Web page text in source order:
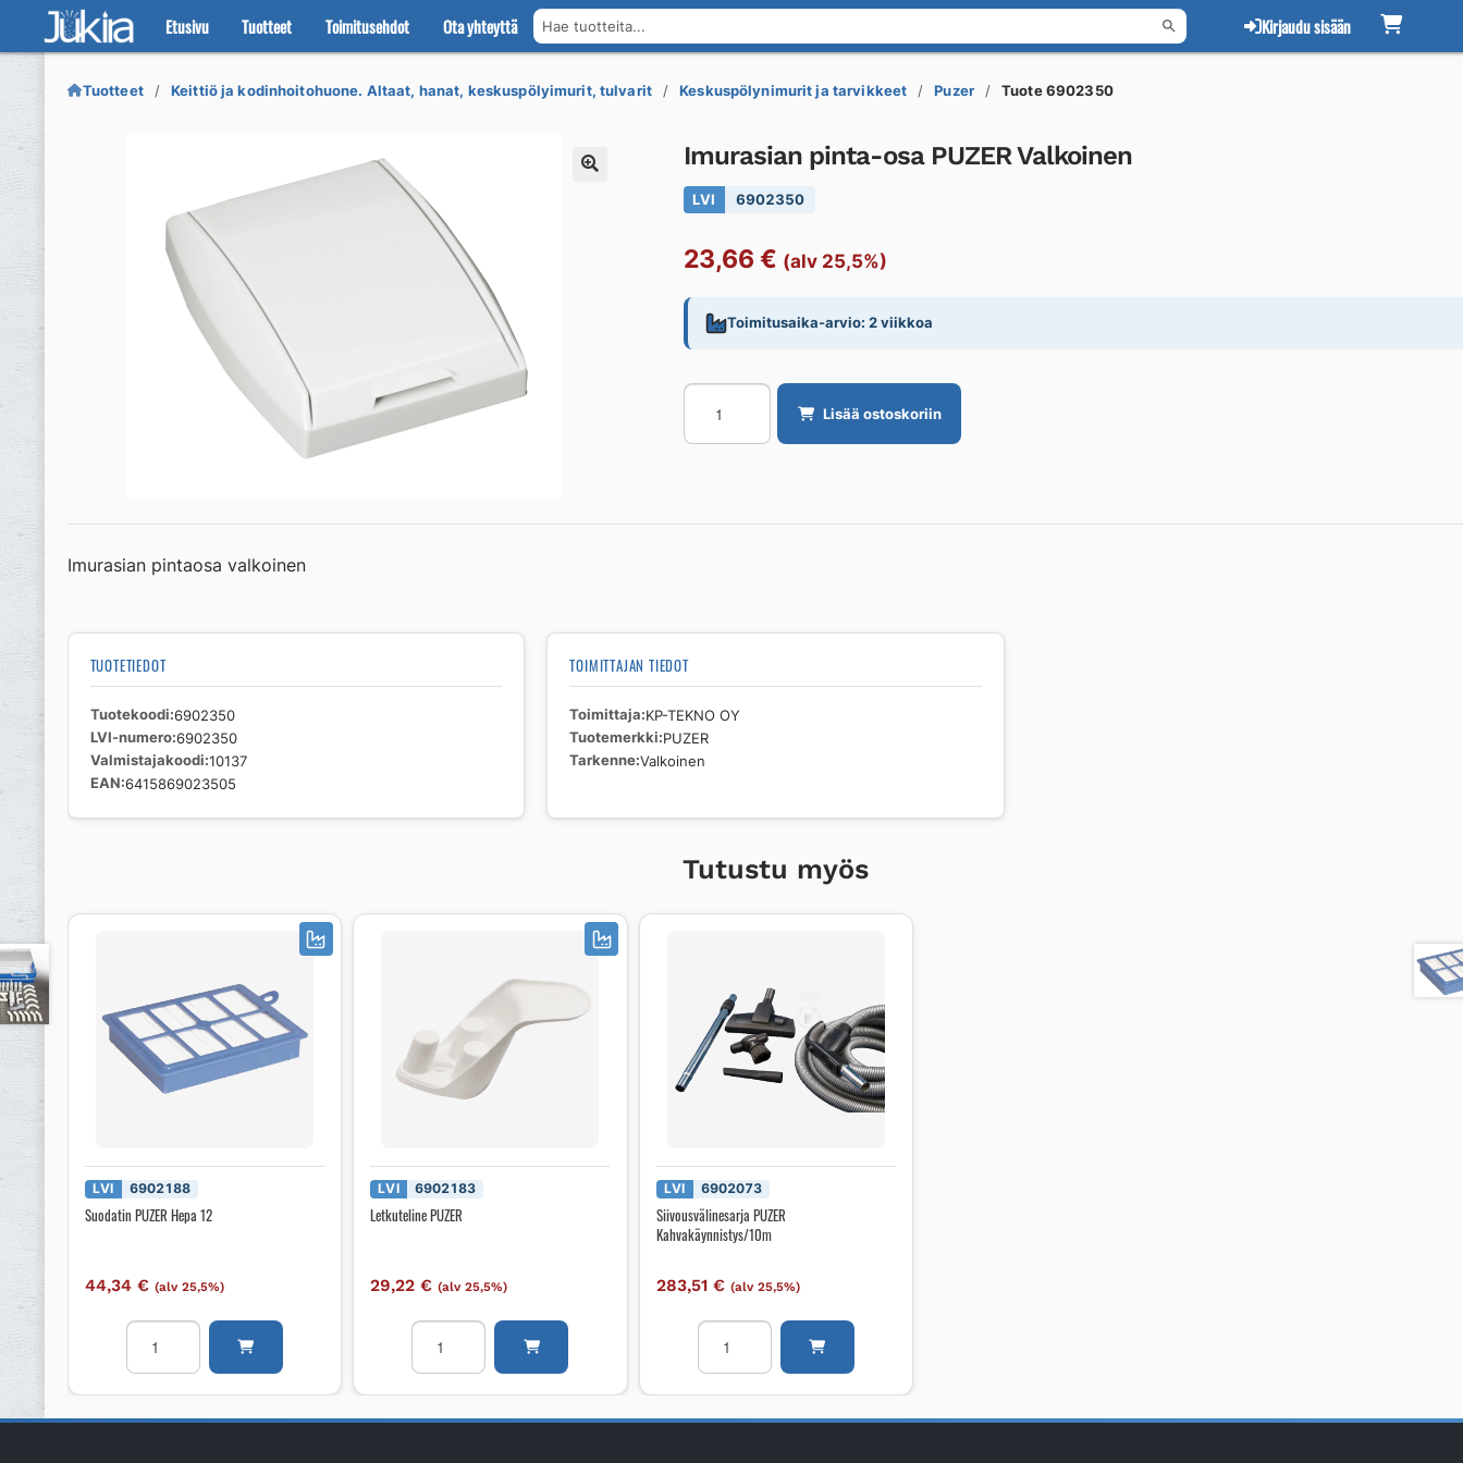
Etusivu Tuotteet Toimitusehdot Ota yhteyttä Hae tuotteita... Kirjaudu sisään
Siirry
navigointiin
Siirry
sisältöön
Tuotteet Keittiö ja kodinhoitohuone. Altaat, hanat, keskuspölyimurit, tulvarit Keskuspölynimurit ja tarvikkeet Puzer Tuote 6902350
Imurasian pinta-osa PUZER Valkoinen
LVI 6902350
23,66 € (alv 25,5%)
Toimitusaika-arvio: 2 viikkoa
Imurasian
pinta-
osa
määrä
Lisää ostoskoriin
Imurasian pintaosa valkoinen
TUOTETIEDOT
Tuotekoodi 6902350
LVI-numero 6902350
Valmistajakoodi 10137
EAN 6415869023505
TOIMITTAJAN TIEDOT
Toimittaja KP-TEKNO OY
Tuotemerkki PUZER
Tarkenne Valkoinen
Tutustu myös
LVI 6902188
Suodatin PUZER Hepa 12
44,34€ (alv 25,5%)
Suodatin
PUZER
Hepa
määrä
LVI 6902183
Letkuteline PUZER
29,22€ (alv 25,5%)
Letkuteline
PUZER
määrä
LVI 6902073
Siivousvälinesarja PUZER
Kahvakäynnistys/10m
283,51 € (alv 25,5%)
Siivousvälinesarja
PUZER
Kahvakäynnistys/10m